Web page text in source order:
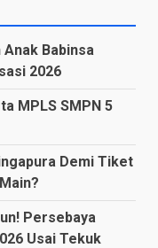
Babinsa
2026
MPLS SMPN 5
Demi Tiket
Persebaya
Usai Tekuk